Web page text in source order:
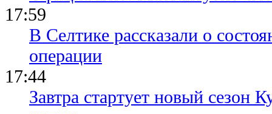
17:59
В Селтике рассказали о
операции
17:44
Завтра стартует новый сезон